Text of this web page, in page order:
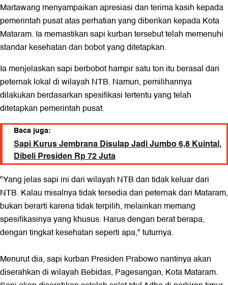
Martawang menyampaikan apresiasi dan terima kasih kepada
pemerintah pusat atas perhatian yang diberikan kepada Kota
Mataram. Ia memastikan sapi kurban tersebut telah memenuhi
standar kesehatan dan bobot yang ditetapkan.
Ia menjelaskan sapi berbobot hampir satu ton itu berasal dari
peternak lokal di wilayah NTB. Namun, pemilihannya
dilakukan berdasarkan spesifikasi tertentu yang telah
ditetapkan pemerintah pusat.
Baca juga:
Sapi Kurus Jembrana Disulap Jadi Jumbo 6,8 Kuintal,
Dibeli Presiden Rp 72 Juta
"Yang jelas sapi ini dari wilayah NTB dan tidak keluar dari
NTB. Kalau misalnya tidak tersedia dari peternak dari Mataram,
bukan berarti karena tidak terpilih, melainkan memang
spesifikasinya yang khusus. Harus dengan berat berapa,
dengan tingkat kesehatan seperti apa," tuturnya.
Menurut dia, sapi kurban Presiden Prabowo nantinya akan
diserahkan di wilayah Bebidas, Pagesangan, Kota Mataram.